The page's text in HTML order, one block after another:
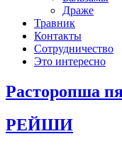
Драже
Травник
Контакты
Сотрудничество
Это интересно
Расторопша
РЕЙШИ